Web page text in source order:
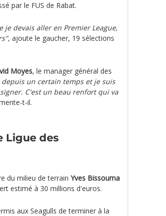
par le FUS de Rabat.
devais aller en Premier League,
, ajoute le gaucher, 19 sélections
Moyes, le manager général des
un certain temps et je suis
C'est un beau renfort qui va
t-il.
Ligue des
du milieu de terrain Yves Bissouma
estimé à 30 millions d'euros.
aux Seagulls de terminer à la